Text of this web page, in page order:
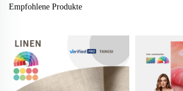
Empfohlene Produkte